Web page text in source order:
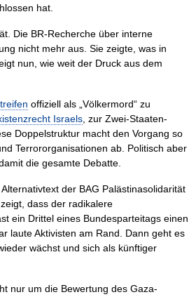
hat.
Die BR-Recherche über interne
nicht mehr aus. Sie zeigte, was in
nun, wie weit der Druck aus dem
offiziell als „Völkermord“ zu
Israels , zur Zwei-Staaten-
Doppelstruktur macht den Vorgang so
Terrororganisationen ab. Politisch aber
die gesamte Debatte.
der BAG Palästinasolidarität
dass der radikalere
ein Drittel eines Bundesparteitags einen
laute Aktivisten am Rand. Dann geht es
wächst und sich als künftiger
nur um die Bewertung des Gaza-